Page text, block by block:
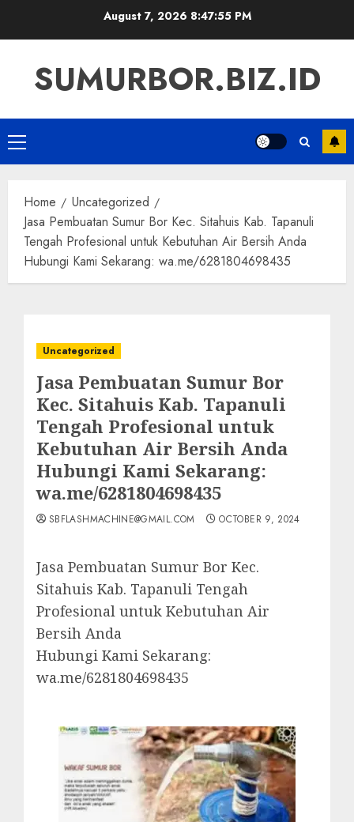
August 7, 2026 8:47:56 PM
SUMURBOR.BIZ.ID
Primary
Menu
Home
Uncategorized
Jasa Pembuatan Sumur Bor Kec. Sitahuis Kab. Tapanuli
Tengah Profesional untuk Kebutuhan Air Bersih Anda
Hubungi Kami Sekarang: wa.me/6281804698435
Uncategorized
Jasa Pembuatan Sumur Bor
Kec. Sitahuis Kab. Tapanuli
Tengah Profesional untuk
Kebutuhan Air Bersih Anda
Hubungi Kami Sekarang:
wa.me/6281804698435
SBFLASHMACHINE@GMAIL.COM OCTOBER 9, 2024
Jasa Pembuatan Sumur Bor Kec.
Sitahuis Kab. Tapanuli Tengah
Profesional untuk Kebutuhan Air
Bersih Anda
Hubungi Kami Sekarang:
wa.me/6281804698435